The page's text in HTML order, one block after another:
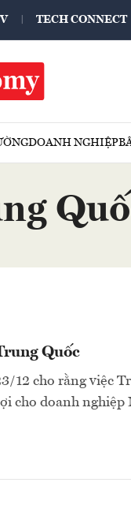
TECH CONNECT
DOANH NGHIỆP
Quốc
12 cho rằng việc
cho doanh nghiệp